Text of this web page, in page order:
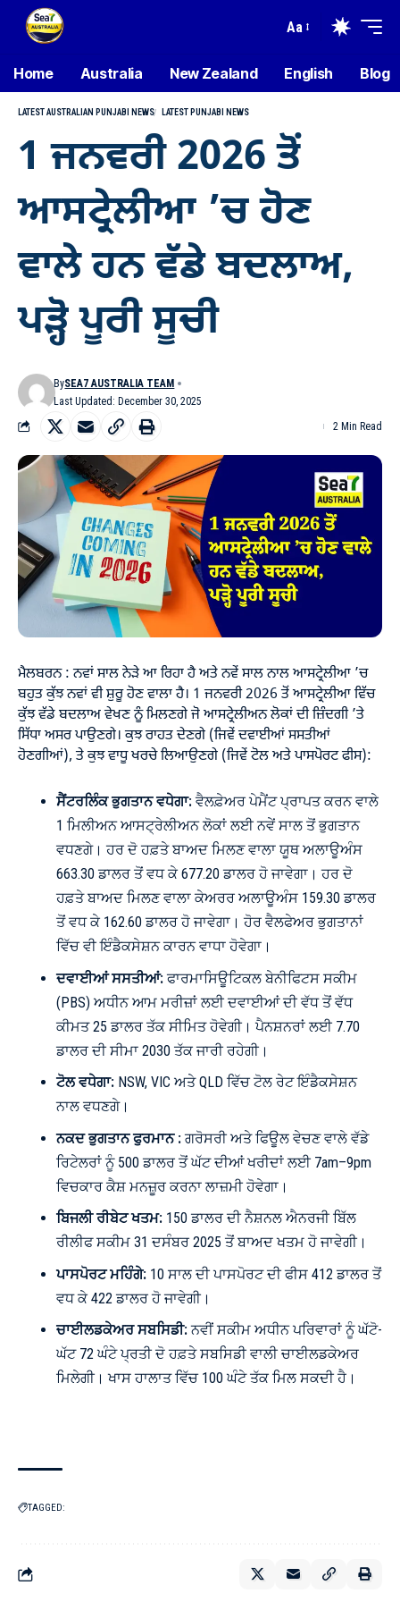
Aa
Home Australia New Zealand English Blog
LATEST AUSTRALIAN PUNJABI NEWS LATEST PUNJABI NEWS
1 ਜਨਵਰੀ 2026 ਤੋਂ
ਆਸਟ੍ਰੇਲੀਆ ’ਚ ਹੋਣ
ਵਾਲੇ ਹਨ ਵੱਡੇ ਬਦਲਾਅ,
ਪੜ੍ਹੋ ਪੂਰੀ ਸੂਚੀ
Last Updated: December 30, 2025
BySEA7 AUSTRALIA TEAM
2 Min Read
ਮੈਲਬਰਨ : ਨਵਾਂ ਸਾਲ ਨੇੜੇ ਆ ਰਿਹਾ ਹੈ ਅਤੇ ਨਵੇਂ ਸਾਲ ਨਾਲ ਆਸਟ੍ਰੇਲੀਆ ’ਚ
ਬਹੁਤ ਕੁੱਝ ਨਵਾਂ ਵੀ ਸ਼ੁਰੂ ਹੋਣ ਵਾਲਾ ਹੈ। 1 ਜਨਵਰੀ 2026 ਤੋਂ ਆਸਟ੍ਰੇਲੀਆ ਵਿੱਚ
ਕੁੱਝ ਵੱਡੇ ਬਦਲਾਅ ਵੇਖਣ ਨੂੰ ਮਿਲਣਗੇ ਜੋ ਆਸਟ੍ਰੇਲੀਅਨ ਲੋਕਾਂ ਦੀ ਜ਼ਿੰਦਗੀ ’ਤੇ
ਸਿੱਧਾ ਅਸਰ ਪਾਉਣਗੇ। ਕੁਝ ਰਾਹਤ ਦੇਣਗੇ (ਜਿਵੇਂ ਦਵਾਈਆਂ ਸਸਤੀਆਂ
ਹੋਣਗੀਆਂ), ਤੇ ਕੁਝ ਵਾਧੂ ਖਰਚੇ ਲਿਆਉਣਗੇ (ਜਿਵੇਂ ਟੋਲ ਅਤੇ ਪਾਸਪੋਰਟ ਫੀਸ):
ਸੈਂਟਰਲਿੰਕ ਭੁਗਤਾਨ ਵਧੇਗਾ:ਵੈਲਫ਼ੇਅਰ ਪੇਮੈਂਟ ਪ੍ਰਾਪਤ ਕਰਨ ਵਾਲੇ
1 ਮਿਲੀਅਨ ਆਸਟ੍ਰੇਲੀਅਨ ਲੋਕਾਂ ਲਈ ਨਵੇਂ ਸਾਲ ਤੋਂ ਭੁਗਤਾਨ
ਵਧਣਗੇ। ਹਰ ਦੋ ਹਫ਼ਤੇ ਬਾਅਦ ਮਿਲਣ ਵਾਲਾ ਯੂਥ ਅਲਾਊਅੰਸ
663.30 ਡਾਲਰ ਤੋਂ ਵਧ ਕੇ 677.20 ਡਾਲਰ ਹੋ ਜਾਵੇਗਾ। ਹਰ ਦੋ
ਹਫ਼ਤੇ ਬਾਅਦ ਮਿਲਣ ਵਾਲਾ ਕੇਅਰਰ ਅਲਾਊਅੰਸ 159.30 ਡਾਲਰ
ਤੋਂ ਵਧ ਕੇ 162.60 ਡਾਲਰ ਹੋ ਜਾਵੇਗਾ। ਹੋਰ ਵੈਲਫੇਅਰ ਭੁਗਤਾਨਾਂ
ਵਿੱਚ ਵੀ ਇੰਡੈਕਸੇਸ਼ਨ ਕਾਰਨ ਵਾਧਾ ਹੋਵੇਗਾ।
ਦਵਾਈਆਂ ਸਸਤੀਆਂ:ਫਾਰਮਾਸਿਊਟਿਕਲ ਬੇਨੀਫਿਟਸ ਸਕੀਮ
(PBS) ਅਧੀਨ ਆਮ ਮਰੀਜ਼ਾਂ ਲਈ ਦਵਾਈਆਂ ਦੀ ਵੱਧ ਤੋਂ ਵੱਧ
ਕੀਮਤ 25 ਡਾਲਰ ਤੱਕ ਸੀਮਿਤ ਹੋਵੇਗੀ। ਪੈਨਸ਼ਨਰਾਂ ਲਈ 7.70
ਡਾਲਰ ਦੀ ਸੀਮਾ 2030 ਤੱਕ ਜਾਰੀ ਰਹੇਗੀ।
ਟੋਲ ਵਧੇਗਾ:NSW, VIC ਅਤੇ QLD ਵਿੱਚ ਟੋਲ ਰੇਟ ਇੰਡੈਕਸੇਸ਼ਨ
ਨਾਲ ਵਧਣਗੇ।
ਨਕਦ ਭੁਗਤਾਨ ਫੁਰਮਾਨ :ਗਰੋਸਰੀ ਅਤੇ ਫਿਊਲ ਵੇਚਣ ਵਾਲੇ ਵੱਡੇ
ਰਿਟੇਲਰਾਂ ਨੂੰ 500 ਡਾਲਰ ਤੋਂ ਘੱਟ ਦੀਆਂ ਖਰੀਦਾਂ ਲਈ 7am–9pm
ਵਿਚਕਾਰ ਕੈਸ਼ ਮਨਜ਼ੂਰ ਕਰਨਾ ਲਾਜ਼ਮੀ ਹੋਵੇਗਾ।
ਬਿਜਲੀ ਰੀਬੇਟ ਖਤਮ:150 ਡਾਲਰ ਦੀ ਨੈਸ਼ਨਲ ਐਨਰਜੀ ਬਿੱਲ
ਰੀਲੀਫ ਸਕੀਮ 31 ਦਸੰਬਰ 2025 ਤੋਂ ਬਾਅਦ ਖਤਮ ਹੋ ਜਾਵੇਗੀ।
ਪਾਸਪੋਰਟ ਮਹਿੰਗੇ:10 ਸਾਲ ਦੀ ਪਾਸਪੋਰਟ ਦੀ ਫੀਸ 412 ਡਾਲਰ ਤੋਂ
ਵਧ ਕੇ 422 ਡਾਲਰ ਹੋ ਜਾਵੇਗੀ।
ਚਾਈਲਡਕੇਅਰ ਸਬਸਿਡੀ:ਨਵੀਂ ਸਕੀਮ ਅਧੀਨ ਪਰਿਵਾਰਾਂ ਨੂੰ ਘੱਟੋ-
ਘੱਟ 72 ਘੰਟੇ ਪ੍ਰਤੀ ਦੋ ਹਫ਼ਤੇ ਸਬਸਿਡੀ ਵਾਲੀ ਚਾਈਲਡਕੇਅਰ
ਮਿਲੇਗੀ। ਖਾਸ ਹਾਲਾਤ ਵਿੱਚ 100 ਘੰਟੇ ਤੱਕ ਮਿਲ ਸਕਦੀ ਹੈ।
TAGGED: